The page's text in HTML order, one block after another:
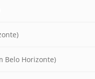
Belo Horizonte)